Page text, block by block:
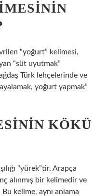
“yoğurt” kelimesi,
“süt uyutmak”
Türk lehçelerinde ve
yoğurt yapmak”
KÖKÜ
“yürek”tir. Arapça
kelime, aynı anlama